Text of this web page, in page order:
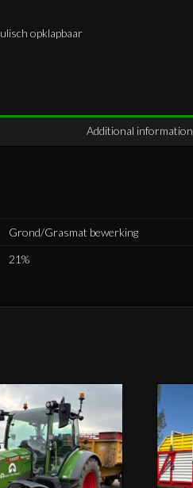
opklapbaar
Additional information
Grond/Grasmat bewerking
21%